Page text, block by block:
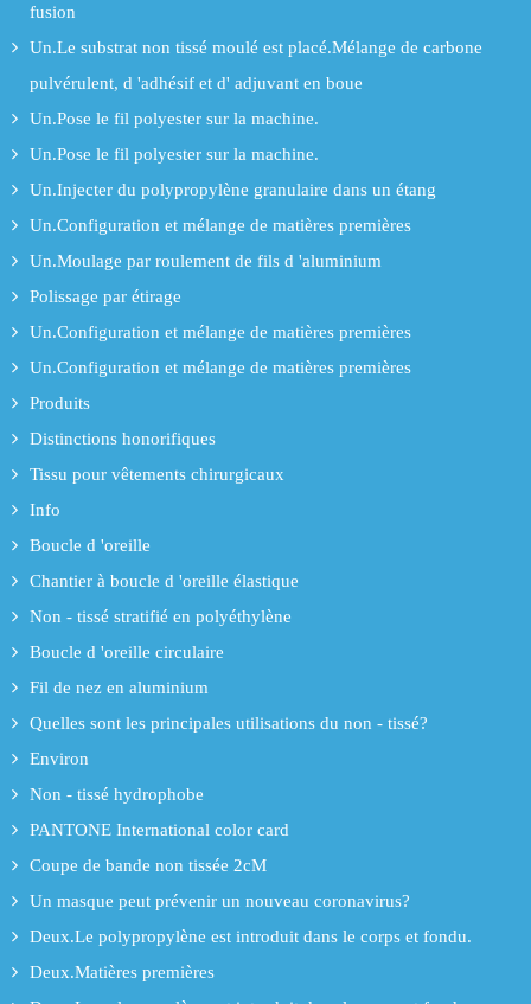
fusion
Un.Le substrat non tissé moulé est placé.Mélange de carbone
pulvérulent, d 'adhésif et d' adjuvant en boue
Un.Pose le fil polyester sur la machine.
Un.Pose le fil polyester sur la machine.
Un.Injecter du polypropylène granulaire dans un étang
Un.Configuration et mélange de matières premières
Un.Moulage par roulement de fils d 'aluminium
Polissage par étirage
Un.Configuration et mélange de matières premières
Un.Configuration et mélange de matières premières
Produits
Distinctions honorifiques
Tissu pour vêtements chirurgicaux
Info
Boucle d 'oreille
Chantier à boucle d 'oreille élastique
Non - tissé stratifié en polyéthylène
Boucle d 'oreille circulaire
Fil de nez en aluminium
Quelles sont les principales utilisations du non - tissé?
Environ
Non - tissé hydrophobe
PANTONE International color card
Coupe de bande non tissée 2cM
Un masque peut prévenir un nouveau coronavirus?
Deux.Le polypropylène est introduit dans le corps et fondu.
Deux.Matières premières